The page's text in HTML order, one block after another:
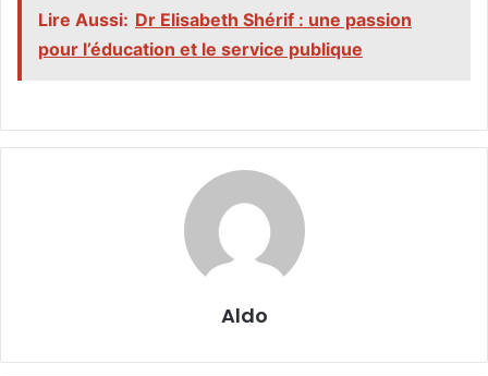
Lire Aussi: Dr Elisabeth Shérif : une passion
pour l’éducation et le service publique
Aldo